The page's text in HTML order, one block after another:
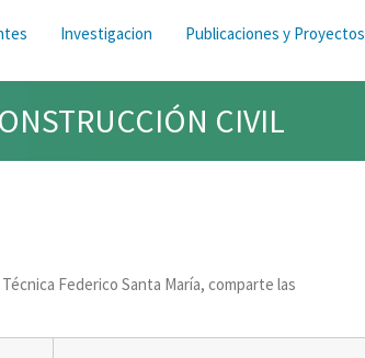
Investigacion Publicaciones y Proyectos
CIVIL
Federico Santa María, comparte las